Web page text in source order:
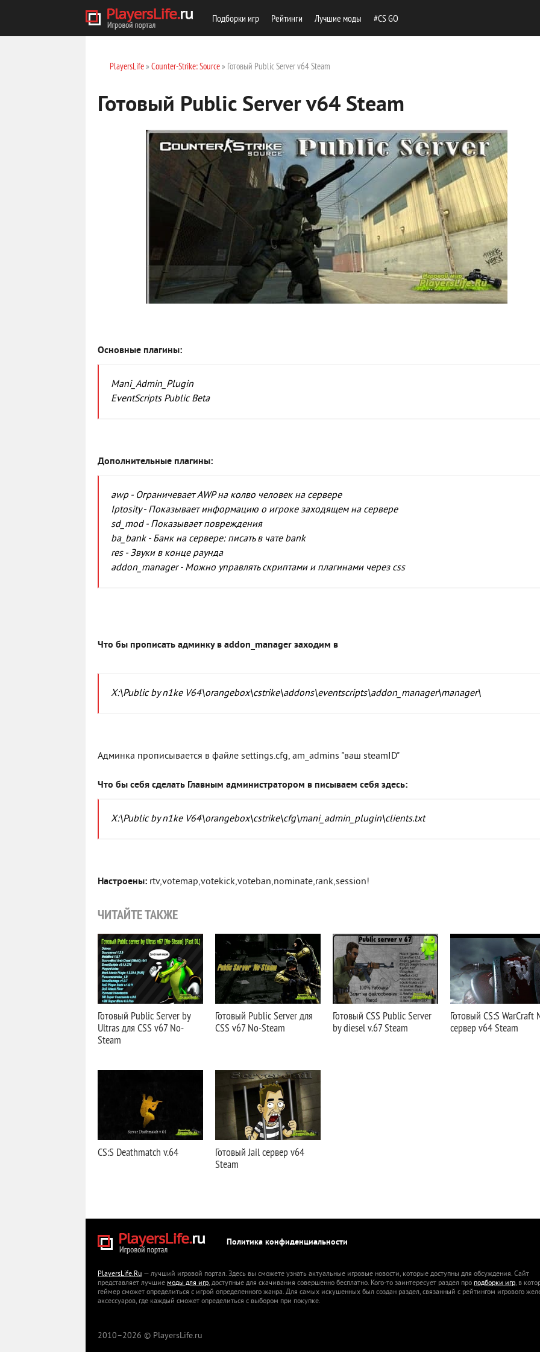
Подборки игр Рейтинги Лучшие моды #CS GO
PlayersLife» Counter-Strike: Source» Готовый Public Server v64 Steam
Готовый Public Server v64 Steam
Основные плагины:
Mani_Admin_Plugin
EventScripts Public Beta
Дополнительные плагины:
awp - Ограничевает AWP на колво человек на сервере
Iptosity - Показывает информацию о игроке заходящем на сервере
sd_mod - Показывает повреждения
ba_bank - Банк на сервере: писать в чате bank
res - Звуки в конце раунда
addon_manager - Можно управлять скриптами и плагинами через css
Что бы прописать админку в addon_manager заходим в
X:\Public by n1ke V64\orangebox\cstrike\addons\eventscripts\addon_manager\manager\
Админка прописывается в файле settings.cfg, am_admins "ваш steamID"
Что бы себя сделать Главным администратором в писываем себя здесь:
X:\Public by n1ke V64\orangebox\cstrike\cfg\mani_admin_plugin\clients.txt
Настроены: rtv,votemap,votekick,voteban,nominate,rank,session!
ЧИТАЙТЕ ТАКЖЕ
Готовый Public Server by
Ultras для CSS v67 No-
Steam
Готовый Public Server для
CSS v67 No-Steam
Готовый CSS Public Server
by diesel v.67 Steam
Готовый CS:S WarCraft
сервер v64 Steam
CS:S Deathmatch v.64
Готовый Jail сервер v64
Steam
Политика конфиденциальности
PlayersLife.Ru — лучший игровой портал. Здесь вы сможете узнать актуальные игровые новости, которые доступны для обсуждения. Сайт
представляет лучшие моды для игр, доступные для скачивания совершенно бесплатно. Кого-то заинтересует раздел про подборки игр, в
геймер сможет определиться с игрой определенного жанра. Для самых искушенных был создан раздел, связанный с рейтингом игрового
аксессуаров, где каждый сможет определиться с выбором при покупке.
2010–2026 © PlayersLife.ru